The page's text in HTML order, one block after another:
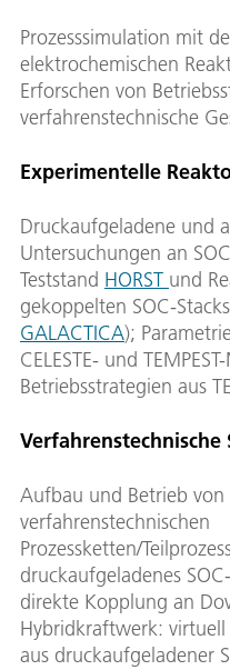
Prozesssimulation mit
elektrochemischen
Erforschen von
verfahrenstechnische
Experimentelle
Druckaufgeladene und
Untersuchungen an
Teststand HORST und
gekoppelten SOC-
GALACTICA);
CELESTE- und
Betriebsstrategien aus
Aufbau und Betrieb von
verfahrenstechnischen
Prozessketten/
druckaufgeladenes
direkte Kopplung an
Hybridkraftwerk:
aus druckaufgeladener